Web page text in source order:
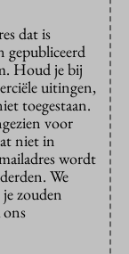
dat is
gepubliceerd
Houd je bij
uitingen,
toegestaan.
voor
niet in
wordt
We
zouden